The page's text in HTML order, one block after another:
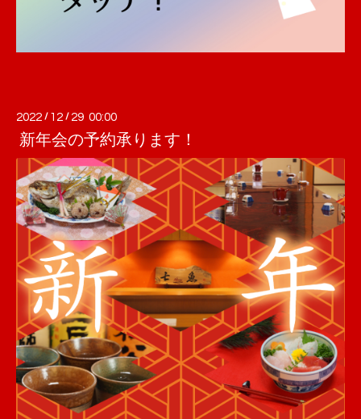
2022 / 12 / 29 00:00
新年会の予約承ります！